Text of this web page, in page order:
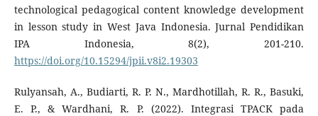
technological pedagogical content knowledge development
in lesson study in West Java Indonesia. Jurnal Pendidikan
IPA Indonesia, 8(2), 201-210.
https://doi.org/10.15294/jpii.v8i2.19303
Rulyansah, A., Budiarti, R. P. N., Mardhotillah, R. R., Basuki,
E. P., & Wardhani, R. P. (2022). Integrasi TPACK pada